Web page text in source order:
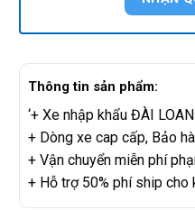
Thông tin sản phẩm:
‘+ Xe nhập khẩu ĐÀI LOAN
+ Dòng xe cap cấp, Bảo
+ Vận chuyển miễn phí
+ Hỗ trợ 50% phí ship cho